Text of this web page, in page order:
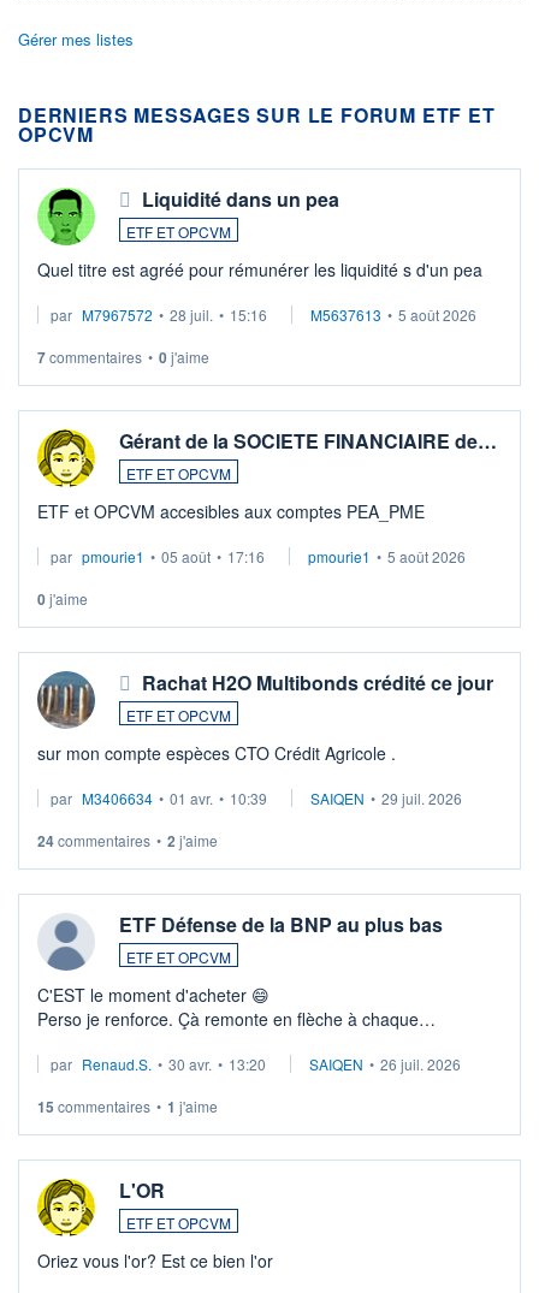
Gérer mes listes
DERNIERS MESSAGES SUR LE FORUM ETF ET
OPCVM
Liquidité dans un pea
ETF ET OPCVM
Quel titre est agréé pour rémunérer les liquidité s d'un pea
par M7967572 • 28 juil. • 15:16 M5637613 • 5 août 2026
7commentaires • 0j'aime
Gérant de la SOCIETE FINANCIAIRE de…
ETF ET OPCVM
ETF et OPCVM accesibles aux comptes PEA_PME
par pmourie1 • 05 août • 17:16 pmourie1 • 5 août 2026
0j'aime
Rachat H2O Multibonds crédité ce jour
ETF ET OPCVM
sur mon compte espèces CTO Crédit Agricole .
par M3406634 • 01 avr. • 10:39 SAIQEN • 29 juil. 2026
24commentaires • 2 j'aime
ETF Défense de la BNP au plus bas
ETF ET OPCVM
C'EST le moment d'acheter 😄​
Perso je renforce. Çà remonte en flèche à chaque
Investissement long terme tip top pour sa retraite.
par Renaud.S. • 30 avr. • 13:20 SAIQEN • 26 juil. 2026
15 commentaires • 1 j'aime
L'OR
ETF ET OPCVM
Oriez vous l'or? Est ce bien l'or